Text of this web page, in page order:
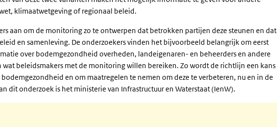
klimaatwetgeving of regionaal beleid.
aan om de monitoring zo te ontwerpen dat betrokken partijen deze steunen en dat
en samenleving. De onderzoekers vinden het bijvoorbeeld belangrijk om eerst
over bodemgezondheid overheden, landeigenaren- en beheerders en andere
beleidsmakers met de monitoring willen bereiken. Zo wordt de richtlijn een kans
en om maatregelen te nemen om deze te verbeteren, nu en in de
dit onderzoek is het ministerie van Infrastructuur en Waterstaat (IenW).